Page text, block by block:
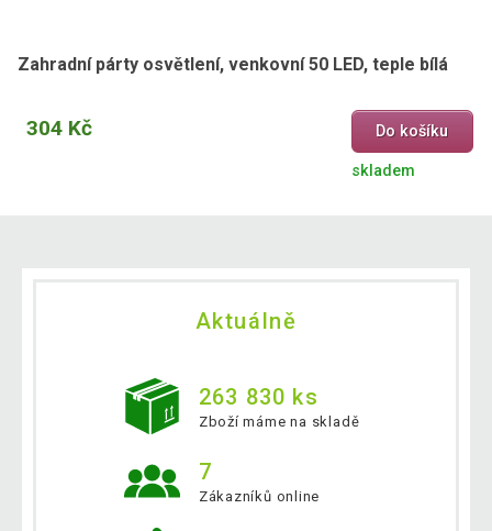
Zahradní párty osvětlení, venkovní 50 LED, teple bílá
304 Kč Do košíku
skladem
Aktuálně
263 830 ks
Zboží máme na skladě
7
Zákazníků online